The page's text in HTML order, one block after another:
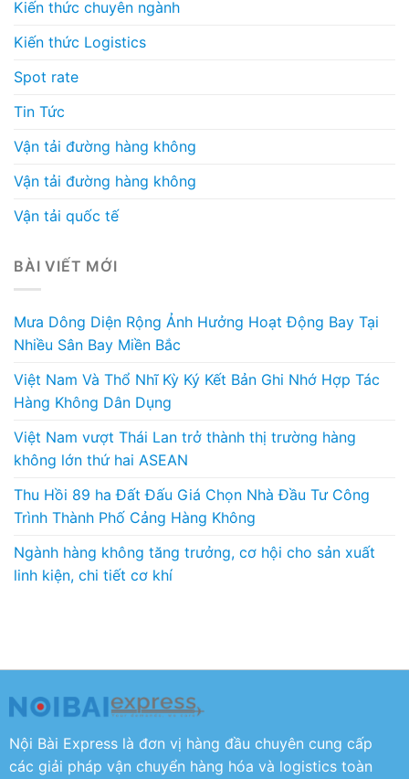
Kiến thức chuyên ngành
Kiến thức Logistics
Spot rate
Tin Tức
Vận tải đường hàng không
Vận tải đường hàng không
Vận tải quốc tế
BÀI VIẾT MỚI
Mưa Dông Diện Rộng Ảnh Hưởng Hoạt Động Bay Tại
Nhiều Sân Bay Miền Bắc
Việt Nam Và Thổ Nhĩ Kỳ Ký Kết Bản Ghi Nhớ Hợp Tác
Hàng Không Dân Dụng
Việt Nam vượt Thái Lan trở thành thị trường hàng
không lớn thứ hai ASEAN
Thu Hồi 89 ha Đất Đấu Giá Chọn Nhà Đầu Tư Công
Trình Thành Phố Cảng Hàng Không
Ngành hàng không tăng trưởng, cơ hội cho sản xuất
linh kiện, chi tiết cơ khí
Nội Bài Express là đơn vị hàng đầu chuyên cung cấp
các giải pháp vận chuyển hàng hóa và logistics toàn